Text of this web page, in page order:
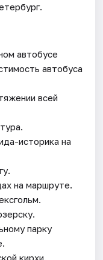
автобусе
автобуса
всей
историка на
на маршруте.
парку
кирхи.